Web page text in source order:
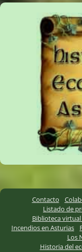
Contacto
Listado de
Biblioteca
Incendios en Asturias
Los
Historia del